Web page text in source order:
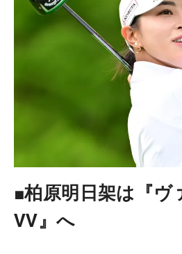
■柏原明日架は『ヴ
VV』へ